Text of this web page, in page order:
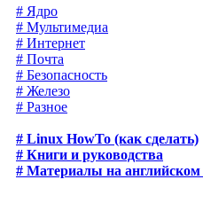
# Ядро
# Мультимедиа
# Интернет
# Почта
# Безопасность
# Железо
# Разное
# Linux HowTo (как сделать)
# Книги и руководства
# Материалы на